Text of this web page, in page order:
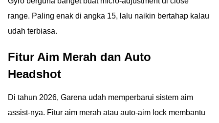
range. Paling enak di angka 15, lalu naikin bertahap kalau
udah terbiasa.
Fitur Aim Merah dan Auto
Headshot
Di tahun 2026, Garena udah memperbarui sistem aim
assist-nya. Fitur aim merah atau auto-aim lock membantu